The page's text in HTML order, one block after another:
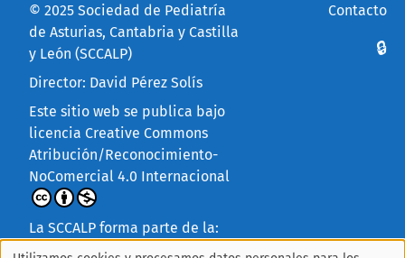
© 2025 Sociedad de Pediatría
de Asturias, Cantabria y Castilla
y León (SCCALP)
Director: David Pérez Solís
Este sitio web se publica bajo
licencia Creative Commons
Atribución/Reconocimiento-
NoComercial 4.0 Internacional
La SCCALP forma parte de la:
Contacto
Menú de 🔒